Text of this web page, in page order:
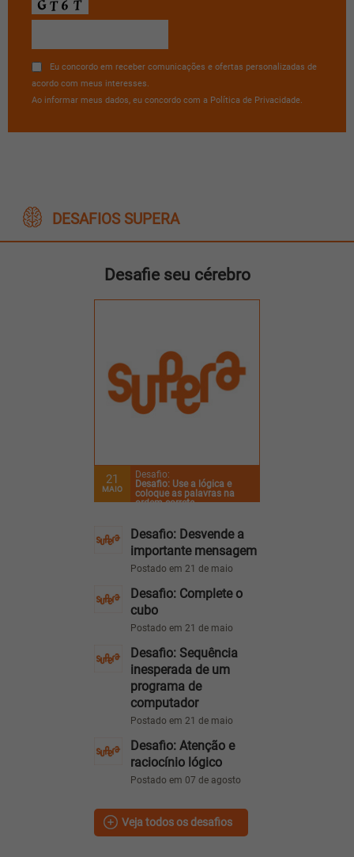
Eu concordo em receber comunicações e ofertas personalizadas de
acordo com meus interesses.
Ao informar meus dados, eu concordo com a Política de Privacidade.
DESAFIOS SUPERA
Desafie seu cérebro
21
MAIO
Desafio:
Desafio: Use a lógica e
coloque as palavras na
ordem correta
Desafio: Desvende a
importante mensagem
Postado em 21 de maio
Desafio: Complete o
cubo
Postado em 21 de maio
Desafio: Sequência
inesperada de um
programa de
computador
Postado em 21 de maio
Desafio: Atenção e
raciocínio lógico
Postado em 07 de agosto
Veja todos os desafios